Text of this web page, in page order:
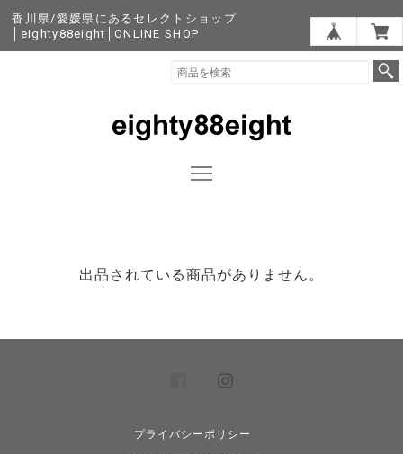
香川県/愛媛県にあるセレクトショップ
│eighty88eight│ONLINE SHOP
出品されている商品がありません。
プライバシーポリシー